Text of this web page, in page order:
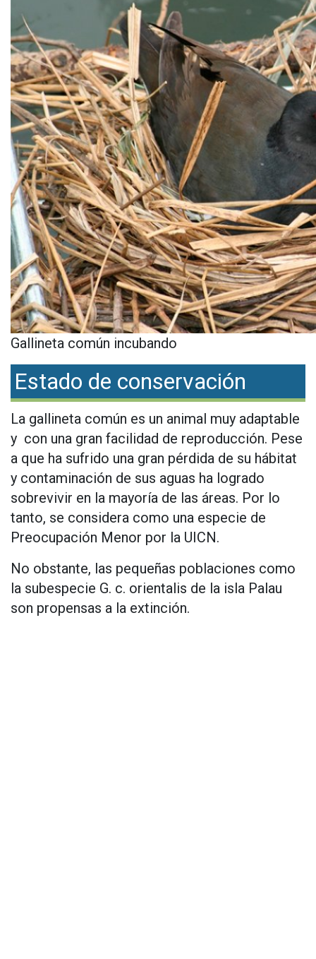
Gallineta común incubando
Estado de conservación
La gallineta común es un animal muy adaptable
y con una gran facilidad de reproducción. Pese
a que ha sufrido una gran pérdida de su hábitat
y contaminación de sus aguas ha logrado
sobrevivir en la mayoría de las áreas. Por lo
tanto, se considera como una especie de
Preocupación Menor por la UICN.
No obstante, las pequeñas poblaciones como
la subespecie G. c. orientalis de la isla Palau
son propensas a la extinción.